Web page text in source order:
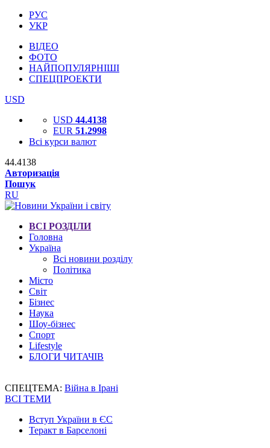
РУС
УКР
ВІДЕО
ФОТО
НАЙПОПУЛЯРНІШІ
СПЕЦПРОЕКТИ
USD
USD 44.4138
EUR 51.2998
Всі курси валют
44.4138
Авторизація
Пошук
RU
ВСІ РОЗДІЛИ
Головна
Україна
Всі новини розділу
Політика
Місто
Світ
Бізнес
Наука
Шоу-бізнес
Спорт
Lifestyle
БЛОГИ ЧИТАЧІВ
СПЕЦТЕМА: Війна в Ірані
ВСІ ТЕМИ
Вступ України в ЄС
Теракт в Барселоні